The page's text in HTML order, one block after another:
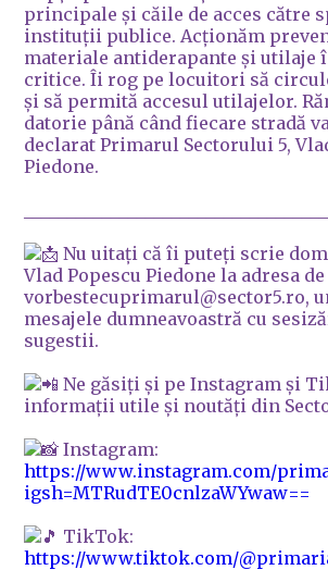
principale și căile de acces către
instituții publice. Acționăm
materiale antiderapante și utilaje
critice. Îi rog pe locuitori să
și să permită accesul utilajelor.
datorie până când fiecare stradă
declarat Primarul Sectorului 5,
Piedone.
Nu uitați că îi puteți scrie
Vlad Popescu Piedone la adresa
vorbestecuprimarul@sector5.ro,
mesajele dumneavoastră cu
sugestii.
Ne găsiți și pe Instagram și
informații utile și noutăți din
Instagram:
https://www.instagram.com/
igsh=MTRudTE0cnlzaWYwaw==
TikTok:
https://www.tiktok.com/